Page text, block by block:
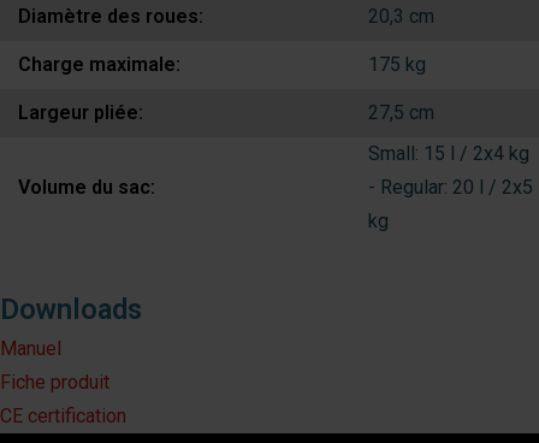
Diamètre des roues:
20,3 cm
Charge maximale: 175 kg
Largeur pliée: 27,5 cm
Volume du sac:
Small: 15 l / 2x4 kg
- Regular: 20 l / 2x5
kg
Downloads
Manuel
Fiche produit
CE certification